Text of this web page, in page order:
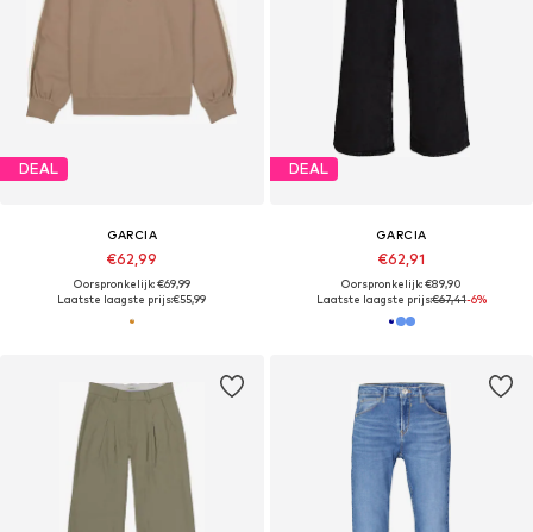
DEAL
GARCIA
€62,99
Oorspronkelijk: €69,99
Laatste laagste prijs:€55,99
DEAL
GARCIA
€62,91
Oorspronkelijk: €89,90
Laatste laagste prijs:€67,41-6%